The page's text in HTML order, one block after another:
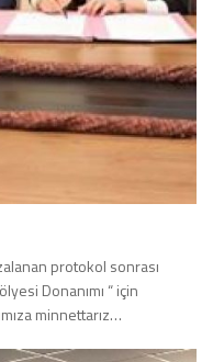
protokol sonrası
Donanımı “ için
minnettarız…